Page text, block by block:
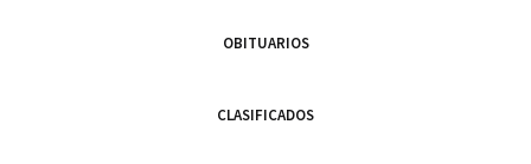
OBITUARIOS
CLASIFICADOS